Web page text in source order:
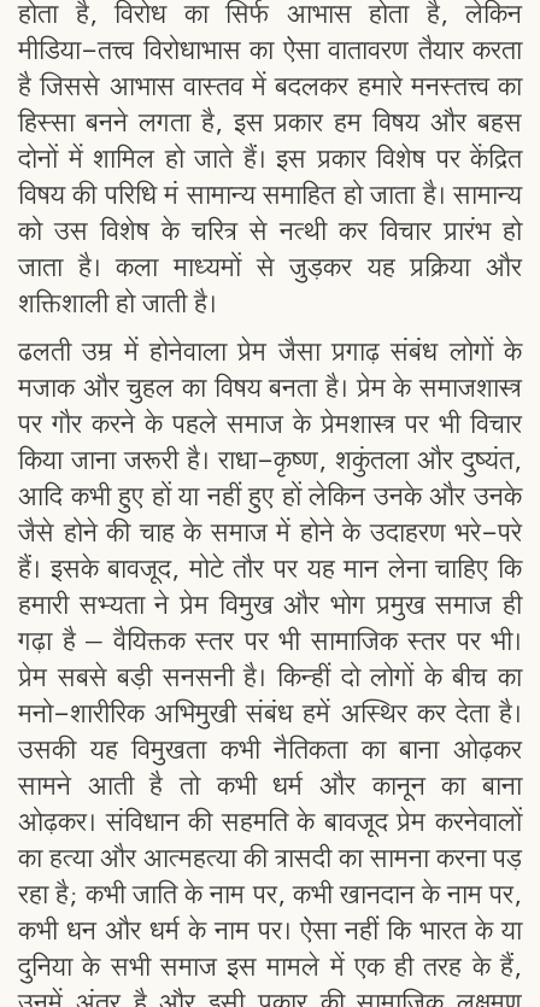
होता है, विरोध का सिर्फ आभास होता है, लेकिन
मीडिया-तत्त्व विरोधाभास का ऐसा वातावरण तैयार करता
है जिससे आभास वास्तव में बदलकर हमारे मनस्तत्त्व का
हिस्सा बनने लगता है, इस प्रकार हम विषय और बहस
दोनों में शामिल हो जाते हैं। इस प्रकार विशेष पर केंद्रित
विषय की परिधि मं सामान्य समाहित हो जाता है। सामान्य
को उस विशेष के चरित्र से नत्थी कर विचार प्रारंभ हो
जाता है। कला माध्यमों से जुड़कर यह प्रक्रिया और
शक्तिशाली हो जाती है।
ढलती उम्र में होनेवाला प्रेम जैसा प्रगाढ़ संबंध लोगों के
मजाक और चुहल का विषय बनता है। प्रेम के समाजशास्त्र
पर गौर करने के पहले समाज के प्रेमशास्त्र पर भी विचार
किया जाना जरूरी है। राधा-कृष्ण, शकुंतला और दुष्यंत,
आदि कभी हुए हों या नहीं हुए हों लेकिन उनके और उनके
जैसे होने की चाह के समाज में होने के उदाहरण भरे-परे
हैं। इसके बावजूद, मोटे तौर पर यह मान लेना चाहिए कि
हमारी सभ्यता ने प्रेम विमुख और भोग प्रमुख समाज ही
गढ़ा है – वैयिक्तक स्तर पर भी सामाजिक स्तर पर भी।
प्रेम सबसे बड़ी सनसनी है। किन्हीं दो लोगों के बीच का
मनो-शारीरिक अभिमुखी संबंध हमें अस्थिर कर देता है।
उसकी यह विमुखता कभी नैतिकता का बाना ओढ़कर
सामने आती है तो कभी धर्म और कानून का बाना
ओढ़कर। संविधान की सहमति के बावजूद प्रेम करनेवालों
का हत्या और आत्महत्या की त्रासदी का सामना करना पड़
रहा है; कभी जाति के नाम पर, कभी खानदान के नाम पर,
कभी धन और धर्म के नाम पर। ऐसा नहीं कि भारत के या
दुनिया के सभी समाज इस मामले में एक ही तरह के हैं,